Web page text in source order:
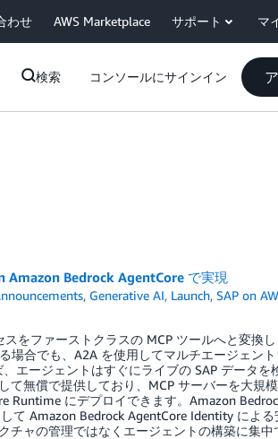
わせ AWS Marketplace サポート マ
検索 コンソールにサインイン
Amazon Bedrock AgentCore で実現
, Generative AI, Launch,SAP on
をファーストクラスの MCP ツールへと変換し
場合でも、A2A を使用してマルチエージェン
エージェントはすぐにライブの SAP データを
て無償で提供しており、MCP サーバーを大規
Runtime にデプロイできます。Amazon
て Amazon Bedrock AgentCore Identity によ
ャの管理ではなくエージェントの構築に集中